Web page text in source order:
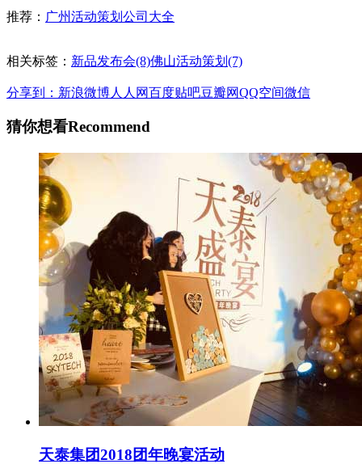
推荐： 广州活动策划公司大全
相关标签： 新品发布会(8)佛山活动策划(7)
分享到： 新浪微博人人网百度贴吧豆瓣网QQ空间微信
猜你想看Recommend
天泰集团2018团年晚宴活动